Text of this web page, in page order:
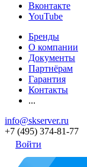
Вконтакте
YouTube
Бренды
О компании
Документы
Партнёрам
Гарантия
Контакты
...
info@skserver.ru
+7 (495) 374-81-77
Войти